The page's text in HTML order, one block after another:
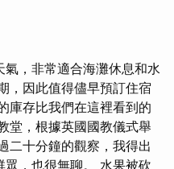
，非常適合海灘休息和水
，因此值得儘早預訂住宿
庫存比我們在這裡看到的
堂，根據英國國教儀式舉
二十分鐘的觀察，我得出
，也很無聊。 水果被砍